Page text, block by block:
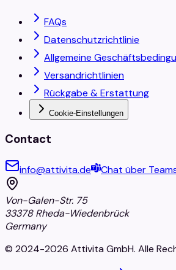
FAQs
Datenschutzrichtlinie
Allgemeine
Versandrichtlinien
Rückgabe & Erstattung
Cookie-Einstellungen
Contact
info@attivita.de Chat über
Von-Galen-Str. 75
33378 Rheda-Wiedenbrück
Germany
© 2024-2026 Attivita GmbH. Alle